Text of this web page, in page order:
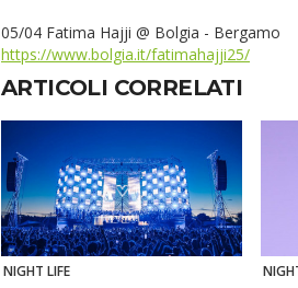
05/04 Fatima Hajji @ Bolgia - Bergamo
https://www.bolgia.it/fatimahajji25/
ARTICOLI CORRELATI
NIGHT LIFE